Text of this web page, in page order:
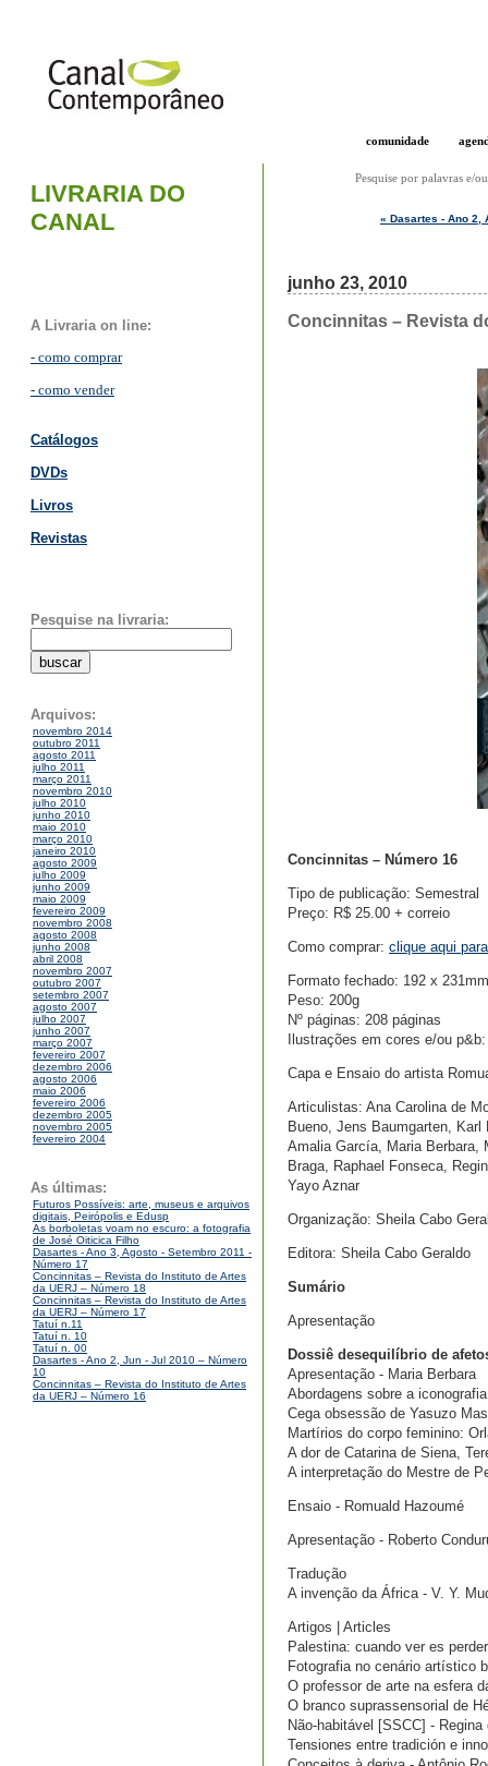
comunidade
LIVRARIA DO
CANAL
A Livraria on line:
- como comprar
- como vender
Catálogos
DVDs
Livros
Revistas
Pesquise na livraria:
Arquivos:
novembro 2014
outubro 2011
agosto 2011
julho 2011
março 2011
novembro 2010
julho 2010
junho 2010
maio 2010
março 2010
janeiro 2010
agosto 2009
julho 2009
junho 2009
maio 2009
fevereiro 2009
novembro 2008
agosto 2008
junho 2008
abril 2008
novembro 2007
outubro 2007
setembro 2007
agosto 2007
julho 2007
junho 2007
março 2007
fevereiro 2007
dezembro 2006
agosto 2006
maio 2006
fevereiro 2006
dezembro 2005
novembro 2005
fevereiro 2004
As últimas:
Futuros Possíveis: arte, museus e arquivos
digitais, Peirópolis e Edusp
As borboletas voam no escuro: a fotografia
de José Oiticica Filho
Dasartes - Ano 3, Agosto - Setembro 2011 -
Número 17
Concinnitas – Revista do Instituto de Artes
da UERJ – Número 18
Concinnitas – Revista do Instituto de Artes
da UERJ – Número 17
Tatuí n.11
Tatuí n. 10
Tatuí n. 00
Dasartes - Ano 2, Jun - Jul 2010 – Número
10
Concinnitas – Revista do Instituto de Artes
da UERJ – Número 16
Pesquise por palavras e/
« Dasartes - Ano 2,
junho 23, 2010
Concinnitas – Revista
Concinnitas – Número 16
Tipo de publicação: Semestral
Preço: R$ 25.00 + correio
Como comprar: clique aqui
Formato fechado: 192 x 231mm
Peso: 200g
Nº páginas: 208 páginas
Ilustrações em cores e/ou
Capa e Ensaio do artista
Articulistas: Ana Carolina de
Bueno, Jens Baumgarten,
Amalia García, Maria Berbara,
Braga, Raphael Fonseca,
Yayo Aznar
Organização: Sheila Cabo
Editora: Sheila Cabo Geraldo
Sumário
Apresentação
Dossiê desequilíbrio de
Apresentação - Maria Berbara
Abordagens sobre a
Cega obsessão de Yasuzo
Martírios do corpo feminino:
A dor de Catarina de Siena,
A interpretação do Mestre de
Ensaio - Romuald Hazoumé
Apresentação - Roberto
Tradução
A invenção da África - V. Y.
Artigos | Articles
Palestina: cuando ver es
Fotografia no cenário artístico
O professor de arte na esfera
O branco suprassensorial de
Não-habitável [SSCC] - Regina
Tensiones entre tradición e